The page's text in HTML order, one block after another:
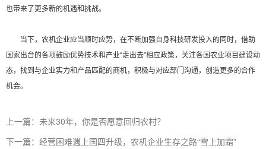
也带来了更多新的机遇和挑战。
当下，农机企业应当顺时应势，在不断加强自身科技研发投入的同时，借助
国家出台的各项鼓励优势技术和产业“走出去”相应政策，关注各国农业项目建设动
态，找到与企业实力和产品匹配的商机，积极与对应部门沟通，创造更多的合作
机会。
上一篇：未来30年，你是否愿意回归农村？
下一篇：经营困难遇上国四升级，农机企业生存之路“雪上加霜”